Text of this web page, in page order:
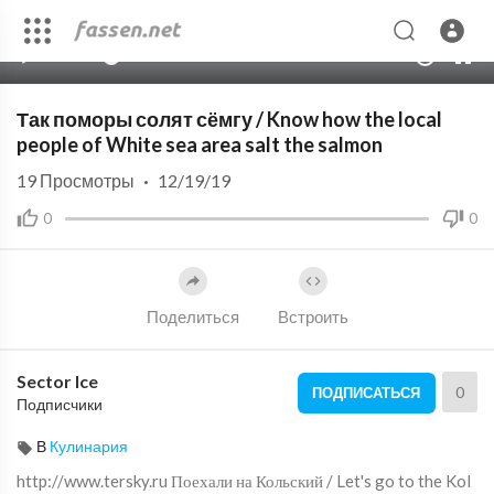
Так поморы солят сёмгу / Know how the local
people of White sea area salt the salmon
0 0
19 Просмотры · 12/19/19
Поделиться Встроить
Sector Ice
Подписчики
ПОДПИСАТЬСЯ 0
В Кулинария
http://www.tersky.ru Поехали на Кольский / Let's go to the Kol